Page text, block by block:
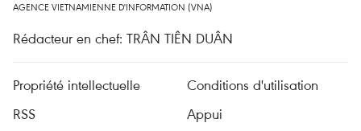
AGENCE VIETNAMIENNE D'INFORMATION (VNA)
Rédacteur en chef: TRÂN TIÊN DUÂN
Propriété intellectuelle
Conditions d'utilisation
RSS
Appui